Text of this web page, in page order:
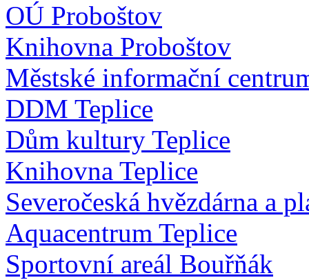
OÚ Proboštov
Knihovna Proboštov
Městské informační
DDM Teplice
Dům kultury Teplice
Knihovna Teplice
Severočeská hvězdárna a
Aquacentrum Teplice
Sportovní areál Bouřňák